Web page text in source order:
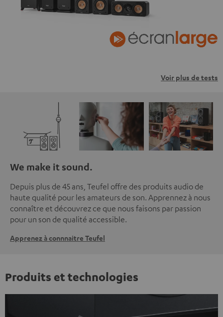
Voir plus de tests
We make it sound.
Depuis plus de 45 ans, Teufel offre des produits audio de
haute qualité pour les amateurs de son. Apprennez à nous
connaître et découvrez ce que nous faisons par passion
pour un son de qualité accessible.
Apprenez à connnaitre Teufel
Produits et technologies